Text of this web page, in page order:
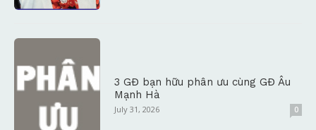
3 GĐ bạn hữu phân ưu cùng GĐ Âu
Mạnh Hà
July 31, 2026 0